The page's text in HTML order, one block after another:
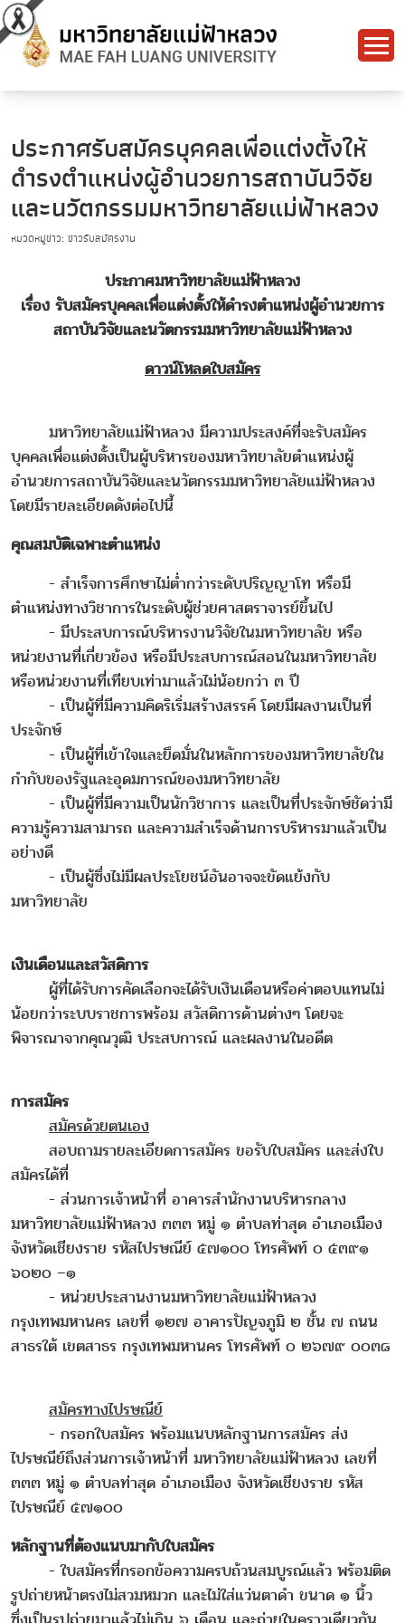
ประกาศรับสมัครบุคคลเพื่อแต่งตั้งให้
ดำรงตำแหน่งผู้อำนวยการสถาบันวิจัย
และนวัตกรรมมหาวิทยาลัยแม่ฟ้าหลวง
หมวดหมู่ข่าว: ข่าวรับสมัครงาน
ประกาศมหาวิทยาลัยแม่ฟ้าหลวง
เรื่อง รับสมัครบุคคลเพื่อแต่งตั้งให้ดำรงตำแหน่งผู้อำนวยการ
สถาบันวิจัยและนวัตกรรมมหาวิทยาลัยแม่ฟ้าหลวง
ดาวน์โหลดใบสมัคร
มหาวิทยาลัยแม่ฟ้าหลวง มีความประสงค์ที่จะรับสมัคร
บุคคลเพื่อแต่งตั้งเป็นผู้บริหารของมหาวิทยาลัยตำแหน่งผู้
อำนวยการสถาบันวิจัยและนวัตกรรมมหาวิทยาลัยแม่ฟ้าหลวง
โดยมีรายละเอียดดังต่อไปนี้
คุณสมบัติเฉพาะตำแหน่ง
- สำเร็จการศึกษาไม่ต่ำกว่าระดับปริญญาโท หรือมี
ตำแหน่งทางวิชาการในระดับผู้ช่วยศาสตราจารย์ขึ้นไป
- มีประสบการณ์บริหารงานวิจัยในมหาวิทยาลัย หรือ
หน่วยงานที่เกี่ยวข้อง หรือมีประสบการณ์สอนในมหาวิทยาลัย
หรือหน่วยงานที่เทียบเท่ามาแล้วไม่น้อยกว่า ๓ ปี
- เป็นผู้ที่มีความคิดริเริ่มสร้างสรรค์ โดยมีผลงานเป็นที่
ประจักษ์
- เป็นผู้ที่เข้าใจและยึดมั่นในหลักการของมหาวิทยาลัยใน
กำกับของรัฐและอุดมการณ์ของมหาวิทยาลัย
- เป็นผู้ที่มีความเป็นนักวิชาการ และเป็นที่ประจักษ์ชัดว่ามี
ความรู้ความสามารถ และความสำเร็จด้านการบริหารมาแล้วเป็น
อย่างดี
- เป็นผู้ซึ่งไม่มีผลประโยชน์อันอาจจะขัดแย้งกับ
มหาวิทยาลัย
เงินเดือนและสวัสดิการ
ผู้ที่ได้รับการคัดเลือกจะได้รับเงินเดือนหรือค่าตอบแทนไม่
น้อยกว่าระบบราชการพร้อม สวัสดิการด้านต่างๆ โดยจะ
พิจารณาจากคุณวุฒิ ประสบการณ์ และผลงานในอดีต
การสมัคร
สมัครด้วยตนเอง
สอบถามรายละเอียดการสมัคร ขอรับใบสมัคร และส่งใบ
สมัครได้ที่
- ส่วนการเจ้าหน้าที่ อาคารสำนักงานบริหารกลาง
มหาวิทยาลัยแม่ฟ้าหลวง ๓๓๓ หมู่ ๑ ตำบลท่าสุด อำเภอเมือง
จังหวัดเชียงราย รหัสไปรษณีย์ ๕๗๑๐๐ โทรศัพท์ ๐ ๕๓๙๑
๖๐๒๐ –๑
- หน่วยประสานงานมหาวิทยาลัยแม่ฟ้าหลวง
กรุงเทพมหานคร เลขที่ ๑๒๗ อาคารปัญจภูมิ ๒ ชั้น ๗ ถนน
สาธรใต้ เขตสาธร กรุงเทพมหานคร โทรศัพท์ ๐ ๒๖๗๙ ๐๐๓๘
สมัครทางไปรษณีย์
- กรอกใบสมัคร พร้อมแนบหลักฐานการสมัคร ส่ง
ไปรษณีย์ถึงส่วนการเจ้าหน้าที่ มหาวิทยาลัยแม่ฟ้าหลวง เลขที่
๓๓๓ หมู่ ๑ ตำบลท่าสุด อำเภอเมือง จังหวัดเชียงราย รหัส
ไปรษณีย์ ๕๗๑๐๐
หลักฐานที่ต้องแนบมากับใบสมัคร
- ใบสมัครที่กรอกข้อความครบถ้วนสมบูรณ์แล้ว พร้อมติด
รูปถ่ายหน้าตรงไม่สวมหมวก และไม่ใส่แว่นตาดำ ขนาด ๑ นิ้ว